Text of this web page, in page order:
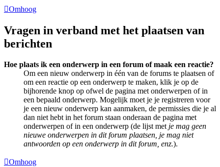
Omhoog
Vragen in verband met het plaatsen van
berichten
Hoe plaats ik een onderwerp in een forum of maak een reactie?
Om een nieuw onderwerp in één van de forums te plaatsen of
om een reactie op een onderwerp te maken, klik je op de
bijhorende knop op ofwel de pagina met onderwerpen of in
een bepaald onderwerp. Mogelijk moet je je registreren voor
je een nieuw onderwerp kan aanmaken, de permissies die je al
dan niet hebt in het forum staan onderaan de pagina met
onderwerpen of in een onderwerp (de lijst met je mag geen
nieuwe onderwerpen in dit forum plaatsen, je mag niet
antwoorden op een onderwerp in dit forum, enz.).
Omhoog